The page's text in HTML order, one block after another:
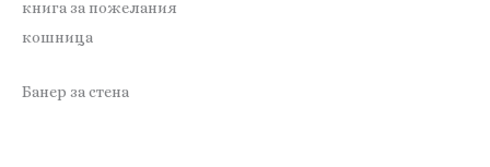
книга за пожелания
кошница
Банер за стена